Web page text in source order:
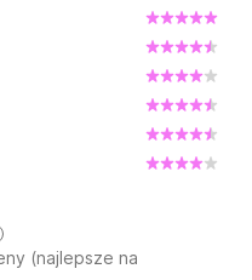
(najlepsze na